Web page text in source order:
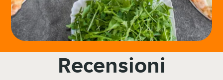
Recensioni